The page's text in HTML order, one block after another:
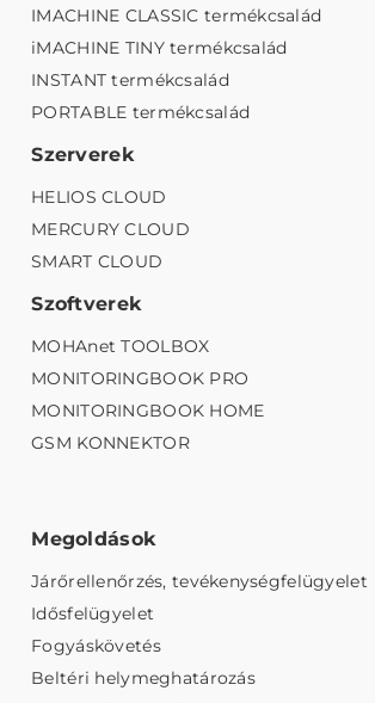
IMACHINE CLASSIC termékcsalád
iMACHINE TINY termékcsalád
INSTANT termékcsalád
PORTABLE termékcsalád
Szerverek
HELIOS CLOUD
MERCURY CLOUD
SMART CLOUD
Szoftverek
MOHAnet TOOLBOX
MONITORINGBOOK PRO
MONITORINGBOOK HOME
GSM KONNEKTOR
Megoldások
Járőrellenőrzés, tevékenységfelügyelet
Idősfelügyelet
Fogyáskövetés
Beltéri helymeghatározás